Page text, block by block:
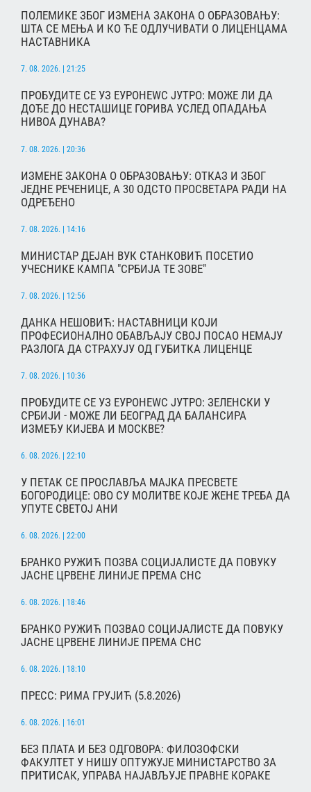
ПОЛЕМИКЕ ЗБОГ ИЗМЕНА ЗАКОНА О ОБРАЗОВАЊУ:
ШТА СЕ МЕЊА И КО ЋЕ ОДЛУЧИВАТИ О ЛИЦЕНЦАМА
НАСТАВНИКА
7. 08. 2026. | 21:25
ПРОБУДИТЕ СЕ УЗ ЕУРОНЕWС ЈУТРО: МОЖЕ ЛИ ДА
ДОЂЕ ДО НЕСТАШИЦЕ ГОРИВА УСЛЕД ОПАДАЊА
НИВОА ДУНАВА?
7. 08. 2026. | 20:36
ИЗМЕНЕ ЗАКОНА О ОБРАЗОВАЊУ: ОТКАЗ И ЗБОГ
ЈЕДНЕ РЕЧЕНИЦЕ, А 30 ОДСТО ПРОСВЕТАРА РАДИ НА
ОДРЕЂЕНО
7. 08. 2026. | 14:16
МИНИСТАР ДЕЈАН ВУК СТАНКОВИЋ ПОСЕТИО
УЧЕСНИКЕ КАМПА "СРБИЈА ТЕ ЗОВЕ"
7. 08. 2026. | 12:56
ДАНКА НЕШОВИЋ: НАСТАВНИЦИ КОЈИ
ПРОФЕСИОНАЛНО ОБАВЉАЈУ СВОЈ ПОСАО НЕМАЈУ
РАЗЛОГА ДА СТРАХУЈУ ОД ГУБИТКА ЛИЦЕНЦЕ
7. 08. 2026. | 10:36
ПРОБУДИТЕ СЕ УЗ ЕУРОНЕWС ЈУТРО: ЗЕЛЕНСКИ У
СРБИЈИ - МОЖЕ ЛИ БЕОГРАД ДА БАЛАНСИРА
ИЗМЕЂУ КИЈЕВА И МОСКВЕ?
6. 08. 2026. | 22:10
У ПЕТАК СЕ ПРОСЛАВЉА МАЈКА ПРЕСВЕТЕ
БОГОРОДИЦЕ: ОВО СУ МОЛИТВЕ КОЈЕ ЖЕНЕ ТРЕБА ДА
УПУТЕ СВЕТОЈ АНИ
6. 08. 2026. | 22:00
БРАНКО РУЖИЋ ПОЗВА СОЦИЈАЛИСТЕ ДА ПОВУКУ
ЈАСНЕ ЦРВЕНЕ ЛИНИЈЕ ПРЕМА СНС
6. 08. 2026. | 18:46
БРАНКО РУЖИЋ ПОЗВАО СОЦИЈАЛИСТЕ ДА ПОВУКУ
ЈАСНЕ ЦРВЕНЕ ЛИНИЈЕ ПРЕМА СНС
6. 08. 2026. | 18:10
ПРЕСС: РИМА ГРУЈИЋ (5.8.2026)
6. 08. 2026. | 16:01
БЕЗ ПЛАТА И БЕЗ ОДГОВОРА: ФИЛОЗОФСКИ
ФАКУЛТЕТ У НИШУ ОПТУЖУЈЕ МИНИСТАРСТВО ЗА
ПРИТИСАК, УПРАВА НАЈАВЉУЈЕ ПРАВНЕ КОРАКЕ